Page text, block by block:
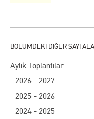
Aylık Toplantılar
2026 - 2027
2025 - 2026
2024 - 2025